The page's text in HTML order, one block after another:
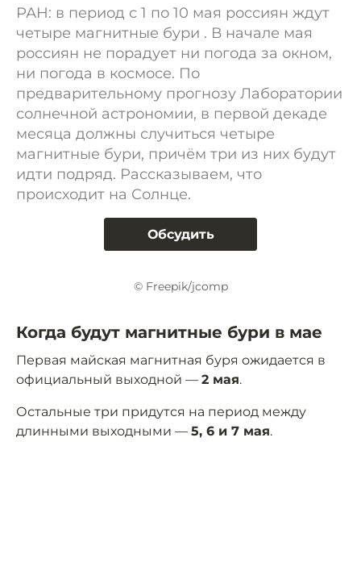
РАН: в период с 1 по 10 мая россиян ждут
четыре магнитные бури . В начале мая
россиян не порадует ни погода за окном,
ни погода в космосе. По
предварительному прогнозу Лаборатории
солнечной астрономии, в первой декаде
месяца должны случиться четыре
магнитные бури, причём три из них будут
идти подряд. Рассказываем, что
происходит на Солнце.
Обсудить
© Freepik/jcomp
Когда будут магнитные бури в мае
Первая майская магнитная буря ожидается в
официальный выходной — 2 мая.
Остальные три придутся на период между
длинными выходными — 5, 6 и 7 мая.